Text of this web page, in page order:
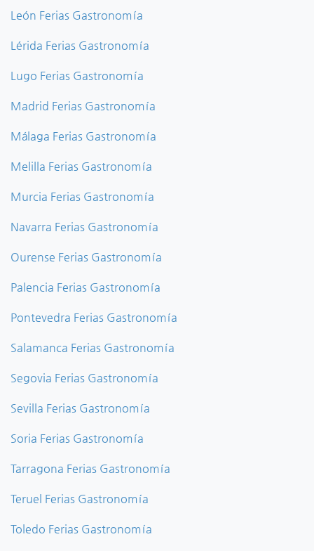
León Ferias Gastronomía
Lérida Ferias Gastronomía
Lugo Ferias Gastronomía
Madrid Ferias Gastronomía
Málaga Ferias Gastronomía
Melilla Ferias Gastronomía
Murcia Ferias Gastronomía
Navarra Ferias Gastronomía
Ourense Ferias Gastronomía
Palencia Ferias Gastronomía
Pontevedra Ferias Gastronomía
Salamanca Ferias Gastronomía
Segovia Ferias Gastronomía
Sevilla Ferias Gastronomía
Soria Ferias Gastronomía
Tarragona Ferias Gastronomía
Teruel Ferias Gastronomía
Toledo Ferias Gastronomía